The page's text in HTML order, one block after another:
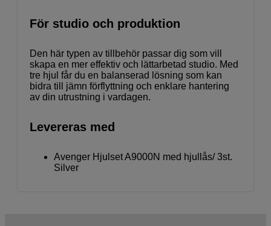
För studio och produktion
Den här typen av tillbehör passar dig som vill
skapa en mer effektiv och lättarbetad studio. Med
tre hjul får du en balanserad lösning som kan
bidra till jämn förflyttning och enklare hantering
av din utrustning i vardagen.
Levereras med
Avenger Hjulset A9000N med hjullås/ 3st.
Silver